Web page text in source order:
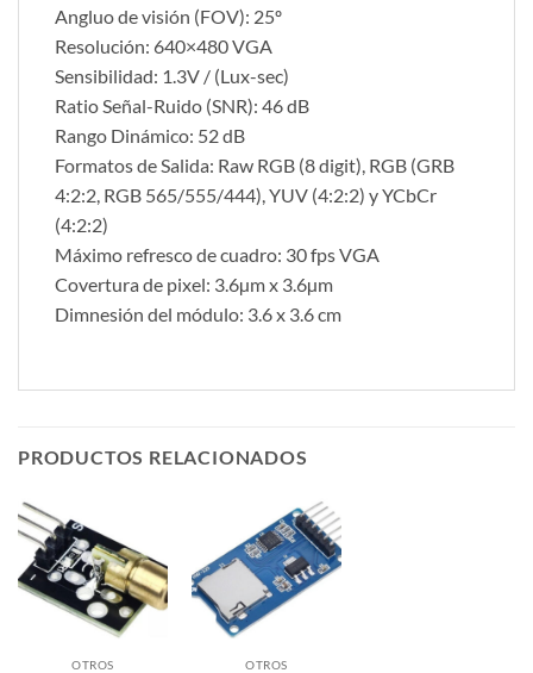
Angluo de visión (FOV): 25º
Resolución: 640×480 VGA
Sensibilidad: 1.3V / (Lux-sec)
Ratio Señal-Ruido (SNR): 46 dB
Rango Dinámico: 52 dB
Formatos de Salida: Raw RGB (8 digit), RGB (GRB
4:2:2, RGB 565/555/444), YUV (4:2:2) y YCbCr
(4:2:2)
Máximo refresco de cuadro: 30 fps VGA
Covertura de pixel: 3.6µm x 3.6µm
Dimnesión del módulo: 3.6 x 3.6 cm
PRODUCTOS RELACIONADOS
OTROS OTROS